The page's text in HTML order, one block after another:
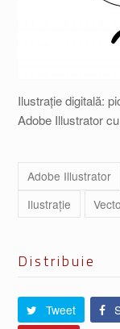
Ilustrație digitală:
Adobe Illustrator
Adobe Illustrator
Ilustrație
Distribuie
Tweet